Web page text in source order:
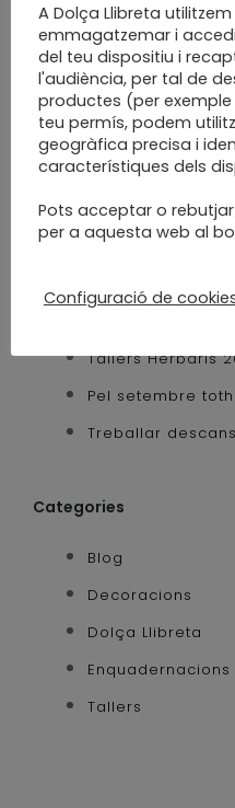
water color
Entrades recents
Desconstruir
Escriure per ser
Tallers Herbaris
Pel setembre
Treballar
Categories
Blog
Decoracions
Dolça Llibreta
Enquadernacions
Tallers
A Dolça Llibreta
emmagatzemar i
del teu dispositiu i
l'audiència, per tal de
productes (per
teu permís, podem
geogràfica precisa i
característiques dels
Pots acceptar o
per a aquesta web al
Configuració de